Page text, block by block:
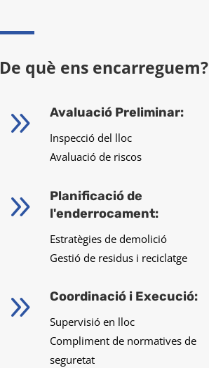
De què ens encarreguem?
9 Avaluació Preliminar:
Inspecció del lloc
Avaluació de riscos
9
Planificació de
l'enderrocament:
Estratègies de demolició
Gestió de residus i reciclatge
9 Coordinació i Execució:
Supervisió en lloc
Compliment de normatives de
seguretat